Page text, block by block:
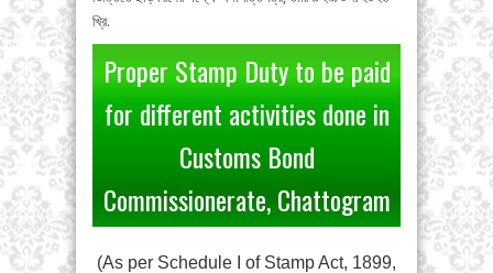
খ্রি.
Proper Stamp Duty to be paid
for different activities done in
Customs Bond
Commissionerate, Chattogram
(As per Schedule I of Stamp Act, 1899,